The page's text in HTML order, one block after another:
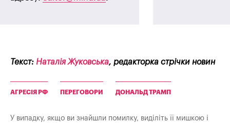
Текст: Наталія Жуковська, редакторка стрічки новин
АГРЕСІЯ РФ ПЕРЕГОВОРИ ДОНАЛЬД ТРАМП
У випадку, якщо ви знайшли помилку, виділіть її мишкою і